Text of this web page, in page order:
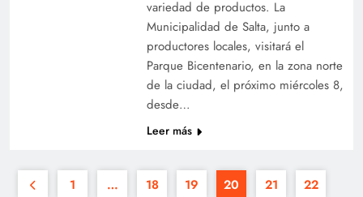
variedad de productos. La
Municipalidad de Salta, junto a
productores locales, visitará el
Parque Bicentenario, en la zona norte
de la ciudad, el próximo miércoles 8,
desde…
Leer más
1 … 18 19 20 21 22